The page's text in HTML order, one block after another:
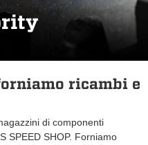
ricambi e
di componenti
SPEED SHOP. Forniamo